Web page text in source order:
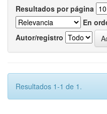
Resultados por página
En
Autor/registro
Resultados 1-1 de 1.